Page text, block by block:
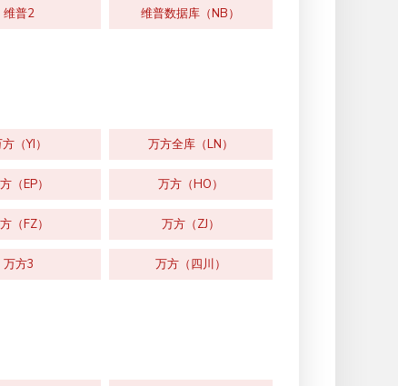
维普2 维普数据库（NB）
（YI） 万方全库（LN）
（EP） 万方（HO）
（FZ） 万方（ZJ）
万方3 万方（四川）